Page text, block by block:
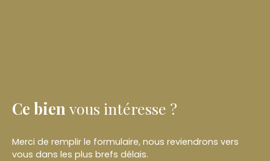
Ce bien vous intéresse ?
Merci de remplir le formulaire, nous reviendrons vers
vous dans les plus brefs délais.